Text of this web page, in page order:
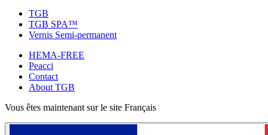
TGB
TGB SPA™
Vernis Semi-permanent
HEMA-FREE
Peacci
Contact
About TGB
Vous êtes maintenant sur le site Français